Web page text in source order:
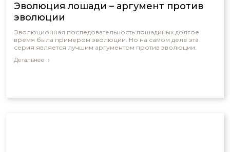
Эволюция лошади – аргумент против
эволюции
Эволюционная последовательность лошадиных долгое
время была примером эволюции. Но на самом деле эта
серия является лучшим аргументом против эволюции.
Детальнее